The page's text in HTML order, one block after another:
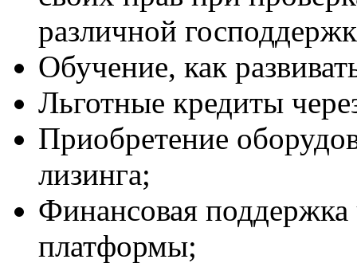
различной
Обучение, как
Льготные кредиты
Приобретение
лизинга;
Финансовая поддержка
платформы;